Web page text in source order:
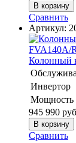
В корзину
Сравнить
Артикул:
Колонный
Инвертор
Мощность
945 990
В корзину
Сравнить